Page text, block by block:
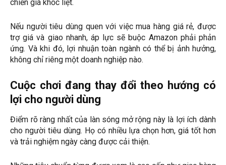
chiến giá khốc liệt.
Nếu người tiêu dùng quen với việc mua hàng giá rẻ, được
trợ giá và giao nhanh, áp lực sẽ buộc Amazon phải phản
ứng. Và khi đó, lợi nhuận toàn ngành có thể bị ảnh hưởng,
không chỉ riêng một doanh nghiệp nào.
Cuộc chơi đang thay đổi theo hướng có
lợi cho người dùng
Điểm rõ ràng nhất của làn sóng mở rộng này là lợi ích dành
cho người tiêu dùng. Họ có nhiều lựa chọn hơn, giá tốt hơn
và trải nghiệm ngày càng được cải thiện.